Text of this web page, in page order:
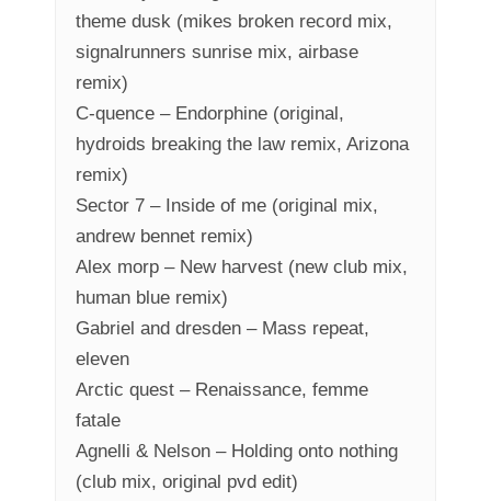
theme dusk (mikes broken record mix,
signalrunners sunrise mix, airbase
remix)
C-quence – Endorphine (original,
hydroids breaking the law remix, Arizona
remix)
Sector 7 – Inside of me (original mix,
andrew bennet remix)
Alex morp – New harvest (new club mix,
human blue remix)
Gabriel and dresden – Mass repeat,
eleven
Arctic quest – Renaissance, femme
fatale
Agnelli & Nelson – Holding onto nothing
(club mix, original pvd edit)